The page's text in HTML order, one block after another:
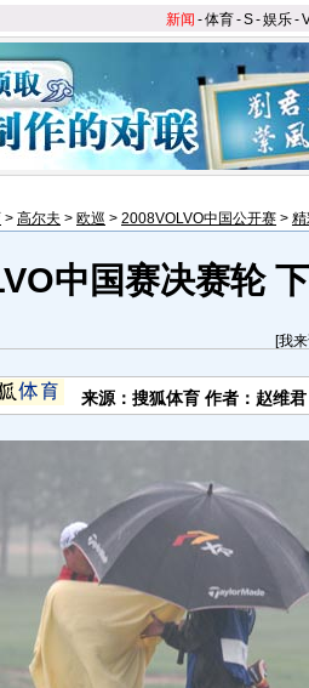
新闻 -体育-S-娱乐-
> 高尔夫 > 欧巡 > 2008VOLVO中国公开赛 >
中国赛决赛轮
[我
来源：搜狐体育 作者：赵维君